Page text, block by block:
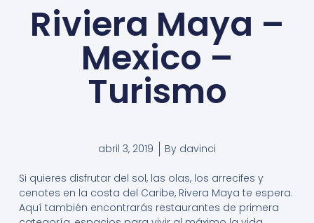
Riviera Maya –
Mexico –
Turismo
abril 3, 2019 By davinci
Si quieres disfrutar del sol, las olas, los arrecifes y
cenotes en la costa del Caribe, Rivera Maya te espera.
Aquí también encontrarás restaurantes de primera